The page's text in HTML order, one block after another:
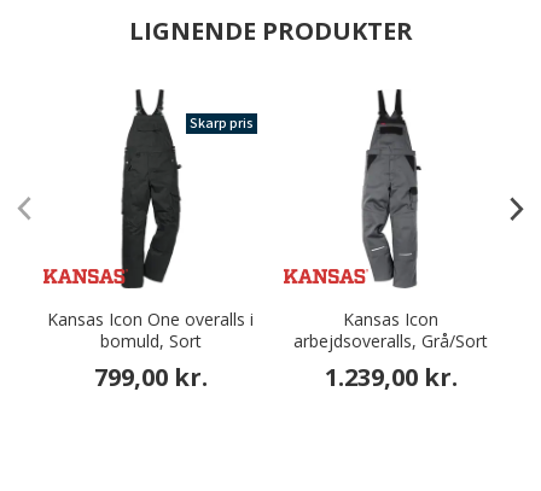
LIGNENDE PRODUKTER
Skarp pris
Kansas Icon One overalls i
bomuld, Sort
799,00 kr.
Kansas Icon
arbejdsoveralls, Grå/Sort
1.239,00 kr.